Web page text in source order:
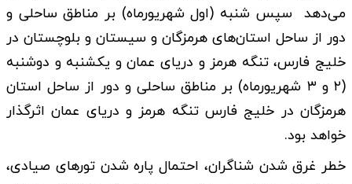
می‌دهد سپس شنبه (اول شهریورماه) بر مناطق ساحلی و
دور از ساحل استان‌های هرمزگان و سیستان و بلوچستان در
خلیج فارس، تنگه هرمز و دریای عمان و یکشنبه و دوشنبه
(۲ و ۳ شهریورماه) بر مناطق ساحلی و دور از ساحل استان
هرمزگان در خلیج فارس تنگه هرمز و دریای عمان اثرگذار
خواهد بود.
خطر غرق شدن شناگران، احتمال پاره شدن تورهای صیادی،